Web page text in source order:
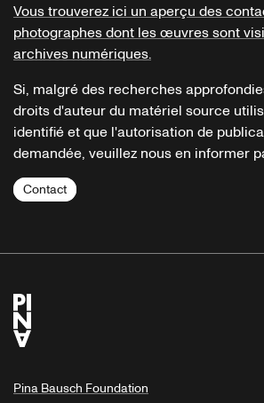
Vous trouverez ici un aperçu des
photographes dont les œuvres sont
archives numériques.
Si, malgré des recherches
droits d'auteur du matériel source
identifié et que l'autorisation de
demandée, veuillez nous en informer
Contact
Pina Bausch Foundation